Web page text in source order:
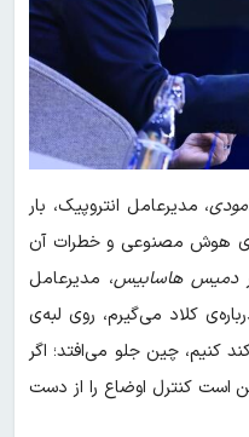
، مدیرعامل انتروپیک، بار
هوش مصنوعی و خطرات آن
دمیس هاسابیس، مدیرعامل
کلاد می‌گیرم، روی لبه‌ی
کنیم، چین جلو می‌افتد؛ اگر
کنترل اوضاع را از دست